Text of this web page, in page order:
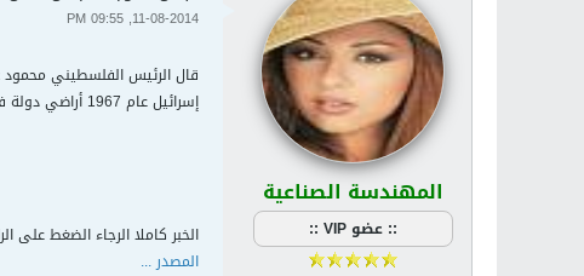
المهندسة الصناعية
:: عضو VIP ::
11-08-2014, 09:55 PM
قال الرئيس الفلسطيني محمود
إسرائيل عام 1967 أراضي دولة فلسطينية.
الخبر كاملا الرجاء الضغط على
المصدر ...